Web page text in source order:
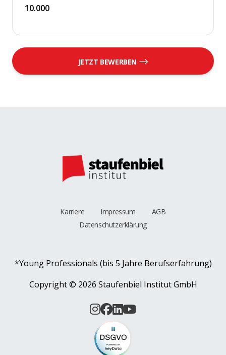
10.000
JETZT BEWERBEN
Karriere Impressum
AGB
Datenschutzerklärung
*Young Professionals (bis 5 Jahre Berufserfahrung)
Copyright © 2026 Staufenbiel Institut GmbH